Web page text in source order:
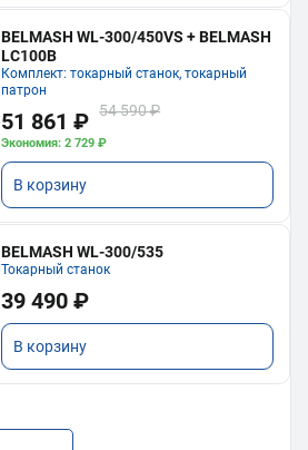
BELMASH WL-300/450VS + BELMASH
LC100B
Комплект: токарный станок, токарный
патрон
51 861 ₽ 54 590 ₽
Экономия: 2 729 ₽
В корзину
BELMASH WL-300/535
Токарный станок
39 490 ₽
В корзину